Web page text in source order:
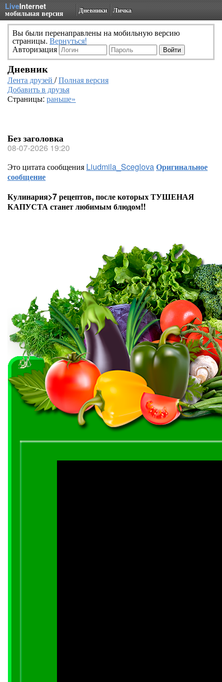
LiveInternet
мобильная версия Дневники Личка
Вы были перенаправлены на мобильную версию
страницы. Вернуться!
Авторизация
Дневник
Лента друзей /Полная версия
Добавить в друзья
Страницы: раньше»
Без заголовка
08-07-2026 19:20
Это цитата сообщения Liudmila_SceglovaОригинальное
сообщение
Кулинария>7 рецептов, после которых ТУШЕНАЯ
КАПУСТА станет любимым блюдом!!